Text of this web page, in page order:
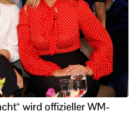
wird offizieller WM-